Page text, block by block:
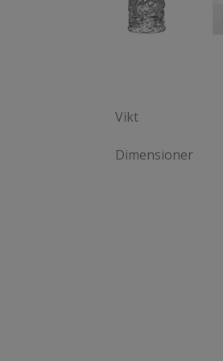
Vikt
Dimensioner